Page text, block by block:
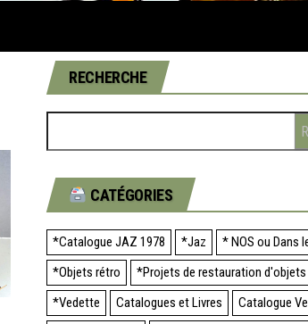
RECHERCHE
CATÉGORIES
*Catalogue JAZ 1978 *Jaz
* NOS ou Dans
*Objets rétro
*Projets de restauration d'objets
*Vedette
Catalogues et Livres
Catalogue